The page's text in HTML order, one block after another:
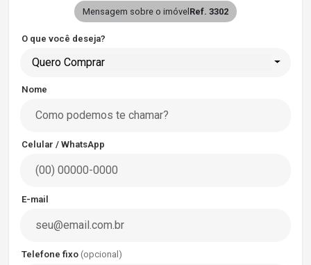
Mensagem sobre o imóvelRef. 3302
O que você deseja?
Quero Comprar
Nome
Celular / WhatsApp
E-mail
Telefone fixo (opcional)